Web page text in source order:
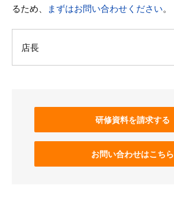
るため、
まずはお問い合わせください。
店長
研修資料を請求する
お問い合わせはこちら